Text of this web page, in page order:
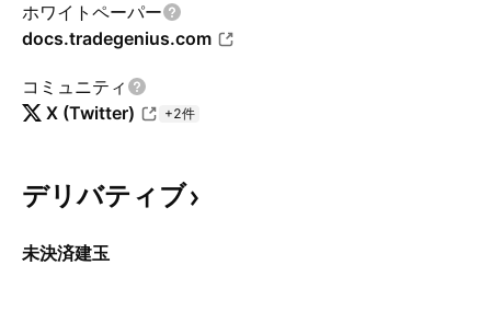
ホワイトペーパー
docs.tradegenius.com
コミュニティ
X (Twitter)
+2件
デリバティブ
未決済建玉